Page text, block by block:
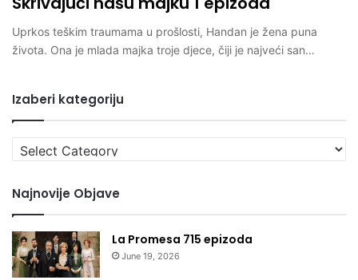
Uprkos teškim traumama u prošlosti, Handan je žena puna
života. Ona je mlada majka troje djece, čiji je najveći san…
Izaberi kategoriju
Izaberi
kategoriju
Najnovije Objave
La Promesa 715 epizoda
June 19, 2026